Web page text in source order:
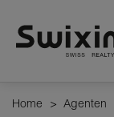
Home > Agenten